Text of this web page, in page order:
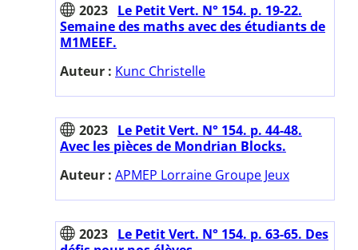
2023 Le Petit Vert. N° 154. p. 19-22.
Semaine des maths avec des étudiants de
M1MEEF.
Auteur : Kunc Christelle
2023 Le Petit Vert. N° 154. p. 44-48.
Avec les pièces de Mondrian Blocks.
Auteur : APMEP Lorraine Groupe Jeux
2023 Le Petit Vert. N° 154. p. 63-65. Des